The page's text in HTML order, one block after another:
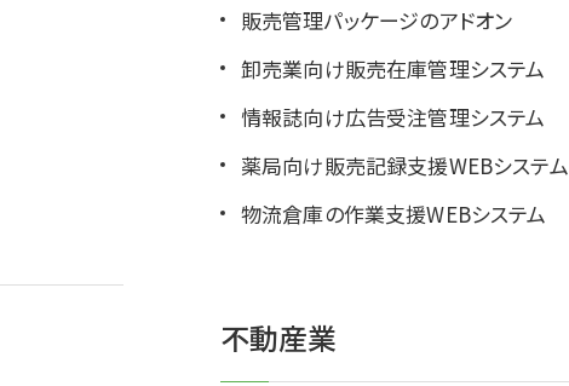
販売管理パッケージのアドオン
卸売業向け販売在庫管理システム
情報誌向け広告受注管理システム
薬局向け販売記録支援WEBシステム
物流倉庫の作業支援WEBシステム
不動産業